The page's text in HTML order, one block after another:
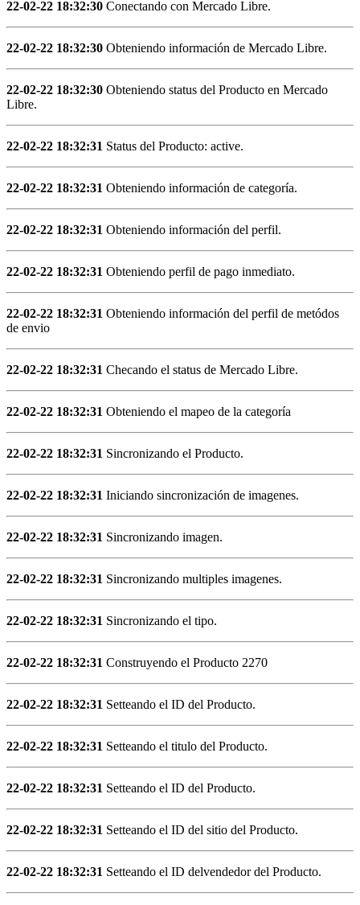
22-02-22 18:32:30 Conectando con Mercado Libre.
22-02-22 18:32:30 Obteniendo información de Mercado Libre.
22-02-22 18:32:30 Obteniendo status del Producto en Mercado
Libre.
22-02-22 18:32:31 Status del Producto: active.
22-02-22 18:32:31 Obteniendo información de categoría.
22-02-22 18:32:31 Obteniendo información del perfil.
22-02-22 18:32:31 Obteniendo perfil de pago inmediato.
22-02-22 18:32:31 Obteniendo información del perfil de metódos
de envio
22-02-22 18:32:31 Checando el status de Mercado Libre.
22-02-22 18:32:31 Obteniendo el mapeo de la categoría
22-02-22 18:32:31 Sincronizando el Producto.
22-02-22 18:32:31 Iniciando sincronización de imagenes.
22-02-22 18:32:31 Sincronizando imagen.
22-02-22 18:32:31 Sincronizando multiples imagenes.
22-02-22 18:32:31 Sincronizando el tipo.
22-02-22 18:32:31 Construyendo el Producto 2270
22-02-22 18:32:31 Setteando el ID del Producto.
22-02-22 18:32:31 Setteando el titulo del Producto.
22-02-22 18:32:31 Setteando el ID del Producto.
22-02-22 18:32:31 Setteando el ID del sitio del Producto.
22-02-22 18:32:31 Setteando el ID delvendedor del Producto.